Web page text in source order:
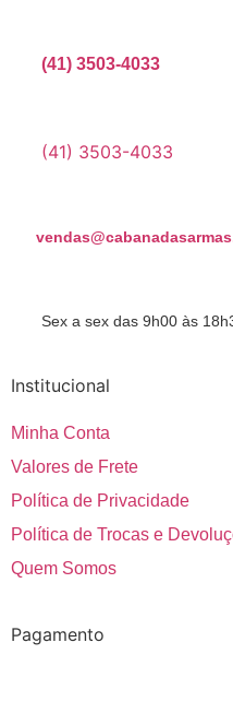
(41) 3503-4033
(41) 3503-4033
Sex a sex das 9h00 às
Institucional
Minha Conta
Valores de Frete
Política de Privacidade
Política de Trocas e
Quem Somos
Pagamento